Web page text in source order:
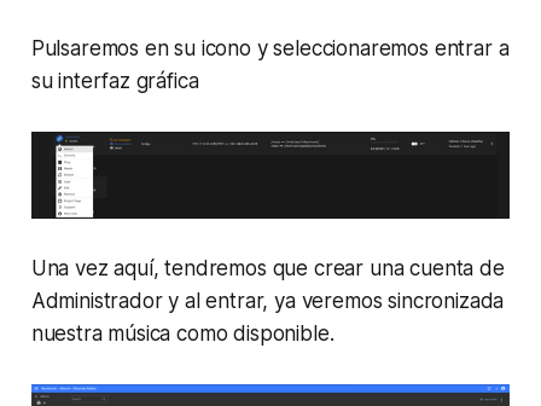
Pulsaremos en su icono y seleccionaremos entrar a
su interfaz gráfica
Una vez aquí, tendremos que crear una cuenta de
Administrador y al entrar, ya veremos sincronizada
nuestra música como disponible.